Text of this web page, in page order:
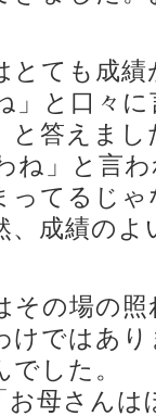
とても成
」と口々
と答えま
ね」と言
ってるじ
、成績の
その場の
けではあ
した。
お母さん